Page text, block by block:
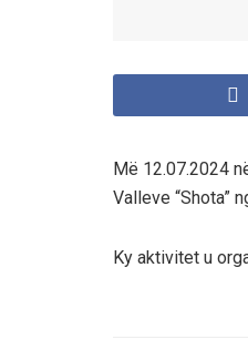
Më 12.07.2024
Valleve “Shota”
Ky aktivitet u